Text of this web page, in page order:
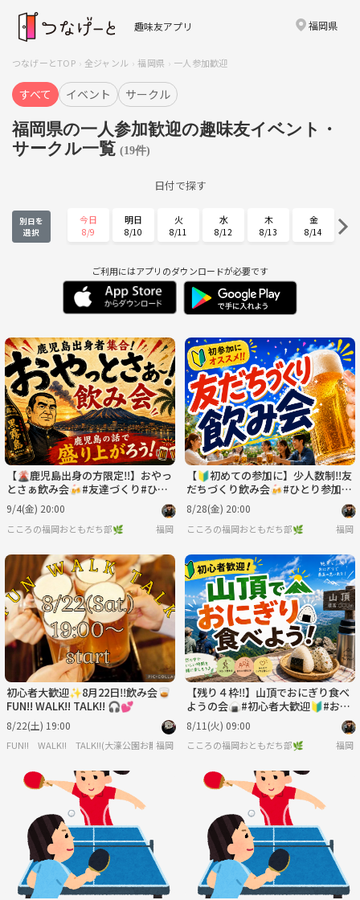
趣味友アプリ 福岡県
つなげーとTOP 全ジャンル 福岡県 一人参加歓迎
すべて イベント サークル
福岡県の一人参加歓迎の趣味友イベント・
サークル一覧 (19件)
日付で探す
別日を
選択
今日
8/9
明日
8/10
火
8/11
水
8/12
木
8/13
金
8/14
8/15 8/16 8/17 8/18 8/19
金
8/21
土
8/22
月
8/24
火
8/25
8/27 8/28 8/29 8/30 8/31 9/1
水
9/2
木
9/3
金
9/4
土
9/5
日
9/6
月
9/7
ご利用にはアプリのダウンロードが必要です
【🌋鹿児島出身の方限定‼️】おやっ
とさぁ飲み会🍻#友達づくり#ひと
り参加歓迎！
9/4(金) 20:00
こころの福岡おともだち部🌿 福岡
【🔰初めての参加に】少人数制‼️友
だちづくり飲み会🍻#ひとり参加Ｏ
Ｋ！
8/28(金) 20:00
こころの福岡おともだち部🌿 福岡
初心者大歓迎✨8月22日‼️飲み会🥃
FUN!! WALK!! TALK!! 🎧💕
8/22(土) 19:00
FUN!! WALK!! TALK!!(大濠公園お散歩会🚶🐕)
福岡
【残り４枠‼️】山頂でおにぎり食べ
ようの会🍙#初心者大歓迎🔰#おひ
とり様参加OK❣️#友だち作り
8/11(火) 09:00
こころの福岡おともだち部🌿 福岡